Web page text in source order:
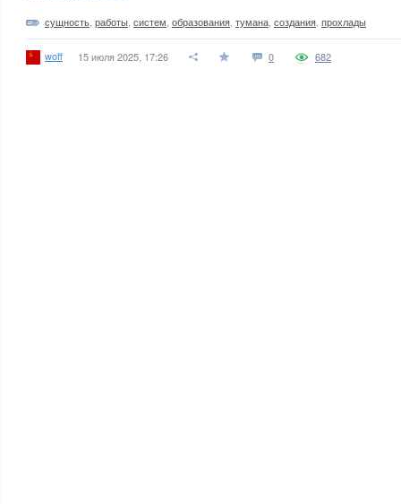
сущность работы систем образования тумана создания прохлады
woff 15 июля 2025, 17:26 0 682